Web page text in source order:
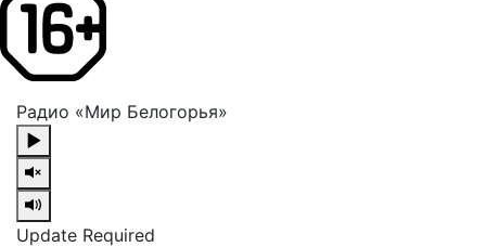
Радио «Мир Белогорья»
Update Required